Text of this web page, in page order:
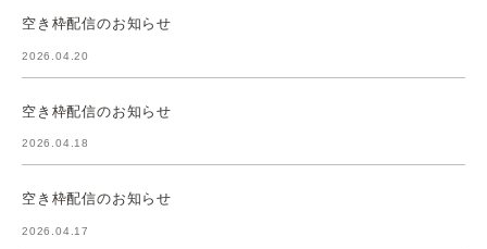
空き枠配信のお知らせ
2026.04.20
空き枠配信のお知らせ
2026.04.18
空き枠配信のお知らせ
2026.04.17